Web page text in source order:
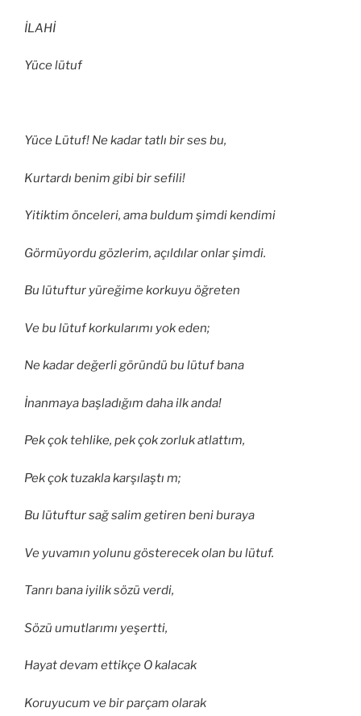
İLAHİ
Yüce lütuf
Yüce Lütuf! Ne kadar tatlı bir ses bu,
Kurtardı benim gibi bir sefili!
Yitiktim önceleri, ama buldum şimdi kendimi
Görmüyordu gözlerim, açıldılar onlar şimdi.
Bu lütuftur yüreğime korkuyu öğreten
Ve bu lütuf korkularımı yok eden;
Ne kadar değerli göründü bu lütuf bana
İnanmaya başladığım daha ilk anda!
Pek çok tehlike, pek çok zorluk atlattım,
Pek çok tuzakla karşılaştı m;
Bu lütuftur sağ salim getiren beni buraya
Ve yuvamın yolunu gösterecek olan bu lütuf.
Tanrı bana iyilik sözü verdi,
Sözü umutlarımı yeşertti,
Hayat devam ettikçe O kalacak
Koruyucum ve bir parçam olarak